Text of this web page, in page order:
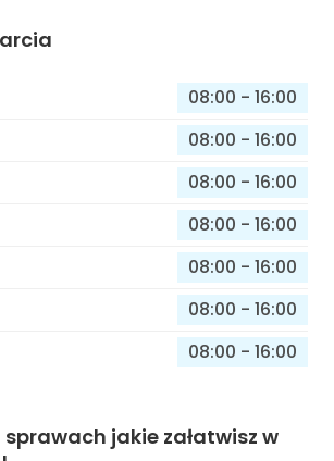
08:00 - 16:00
08:00 - 16:00
08:00 - 16:00
08:00 - 16:00
08:00 - 16:00
08:00 - 16:00
08:00 - 16:00
jakie załatwisz w